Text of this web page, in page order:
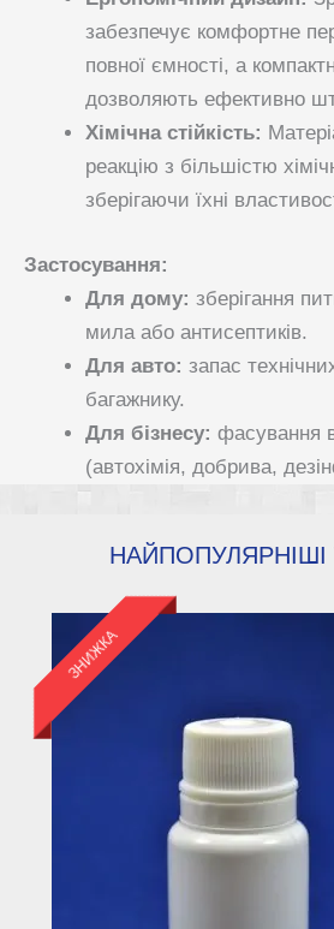
забезпечує комфортне
повної ємності, а
дозволяють ефективно
Хімічна стійкість:
реакцію з більшістю
зберігаючи їхні
Застосування:
Для дому: зберігання
мила або антисептиків.
Для авто: запас
багажнику.
Для бізнесу: фасування
(автохімія, добрива,
НАЙПОПУЛЯРНІШІ
ЗНИЖКА